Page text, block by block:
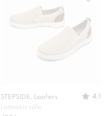
STEPSIDE, Loafers
4.1
Lettvekts såle